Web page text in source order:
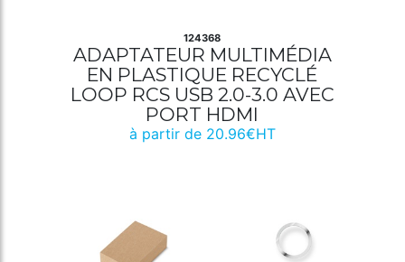
124368
ADAPTATEUR MULTIMÉDIA
EN PLASTIQUE RECYCLÉ
LOOP RCS USB 2.0-3.0 AVEC
PORT HDMI
à partir de 20.96€HT